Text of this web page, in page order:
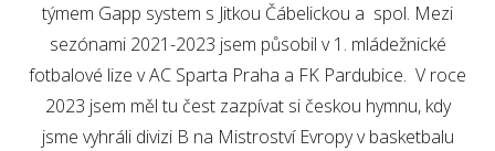
týmem Gapp system s Jitkou Čábelickou a spol. Mezi
sezónami 2021-2023 jsem působil v 1. mládežnické
fotbalové lize v AC Sparta Praha a FK Pardubice. V roce
2023 jsem měl tu čest zazpívat si českou hymnu, kdy
jsme vyhráli divizi B na Mistroství Evropy v basketbalu